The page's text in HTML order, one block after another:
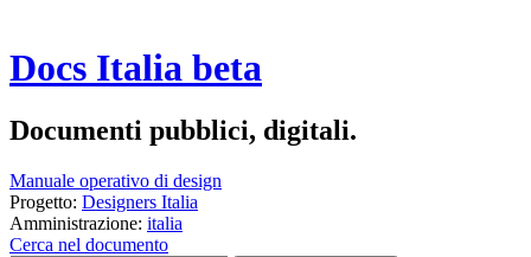
Docs Italia beta
Documenti pubblici, digitali.
Manuale operativo di design
Progetto: Designers Italia
Amministrazione: italia
Cerca nel documento